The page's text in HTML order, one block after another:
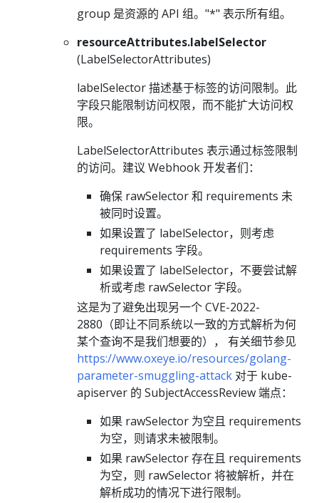
group 是资源的 API 组。"*" 表示所有组。
resourceAttributes.labelSelector
(LabelSelectorAttributes)
labelSelector 描述基于标签的访问限制。此
字段只能限制访问权限，而不能扩大访问权
限。
LabelSelectorAttributes 表示通过标签限制
的访问。建议 Webhook 开发者们：
确保 rawSelector 和 requirements 未
被同时设置。
如果设置了 labelSelector，则考虑
requirements 字段。
如果设置了 labelSelector，不要尝试解
析或考虑 rawSelector 字段。
这是为了避免出现另一个 CVE-2022-
2880（即让不同系统以一致的方式解析为何
某个查询不是我们想要的）， 有关细节参见
https://www.oxeye.io/resources/golang-
parameter-smuggling-attack 对于 kube-
apiserver 的 SubjectAccessReview 端点：
如果 rawSelector 为空且 requirements
为空，则请求未被限制。
如果 rawSelector 存在且 requirements
为空，则 rawSelector 将被解析，并在
解析成功的情况下进行限制。